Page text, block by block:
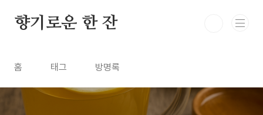
향기로운 한 잔
홈 태그 방명록